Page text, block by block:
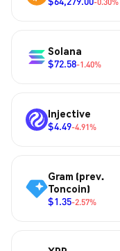
Solana
$72.58-1.40%
Injective
$4.49-4.91%
Gram (prev.
Toncoin)
$1.35-2.57%